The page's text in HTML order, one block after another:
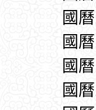
國
國
國
國